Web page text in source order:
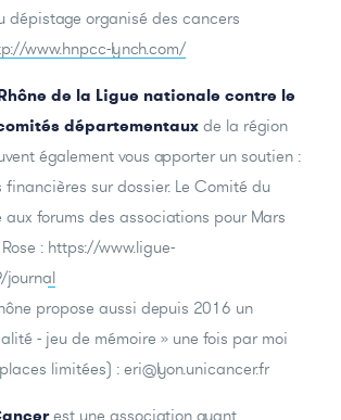
dépistage organisé des cancers
www.hnpcc-lynch.com/
de la Ligue nationale contre le
départementaux de la région
également vous apporter un soutien :
sur dossier. Le Comité du
forums des associations pour Mars
: https://www.ligue-
journal
propose aussi depuis 2016 un
- jeu de mémoire » une fois par moi
limitées) : eri@lyon.unicancer.fr
est une association ayant